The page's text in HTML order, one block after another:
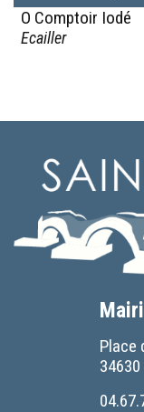
O Comptoir Iodé
Ecailler
Place
34630